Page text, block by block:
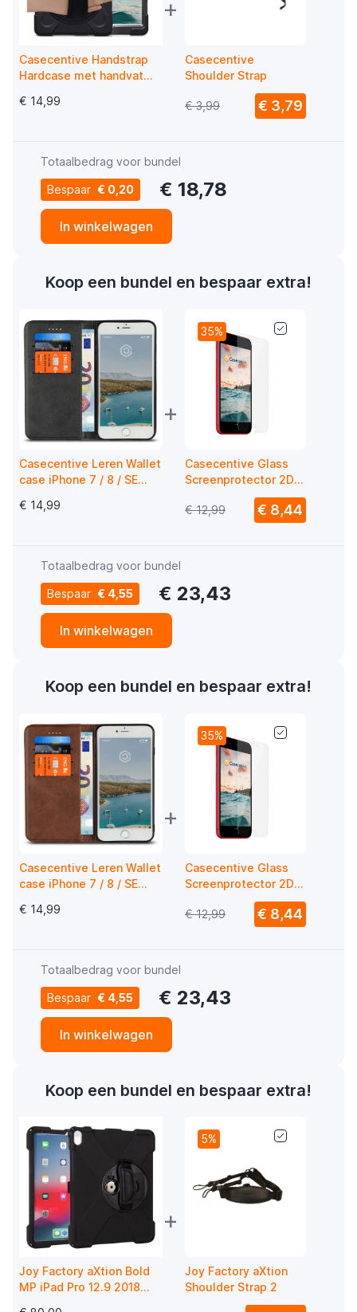
Casecentive Handstrap
Hardcase met handvat
(2019) zwart
€ 14,99
+
Casecentive
Shoulder Strap
€ 3,99 € 3,79
Totaalbedrag voor bundel
Bespaar € 0,20 € 18,78
In winkelwagen
Koop een bundel en bespaar extra!
Casecentive Leren Wallet
case iPhone 7 / 8 / SE
€ 14,99
+
35%
Casecentive Glass
Screenprotector 2D
iPhone 7 / 8 / SE 2020
€ 12,99
€ 8,44
Totaalbedrag voor bundel
Bespaar € 4,55 € 23,43
In winkelwagen
Koop een bundel en bespaar extra!
Casecentive Leren Wallet
case iPhone 7 / 8 / SE
€ 14,99
+
35%
Casecentive Glass
Screenprotector 2D
iPhone 7 / 8 / SE 2020
€ 12,99
€ 8,44
Totaalbedrag voor bundel
Bespaar € 4,55 € 23,43
In winkelwagen
Koop een bundel en bespaar extra!
Joy Factory aXtion Bold
MP iPad Pro 12.9 2018
+
5%
Joy Factory aXtion
Shoulder Strap 2